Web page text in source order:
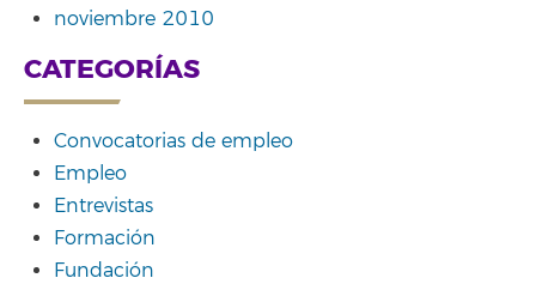
noviembre 2010
CATEGORÍAS
Convocatorias de empleo
Empleo
Entrevistas
Formación
Fundación